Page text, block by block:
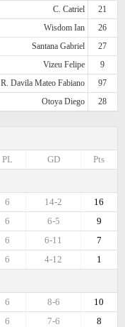
C. Catriel
21
Wisdom Ian
26
Santana Gabriel
27
Vizeu Felipe
9
R. Davila Mateo Fabiano
97
Otoya Diego 28
Pts
GD
PL
16
14-2
6
9
6-5
6
7
6-11
6
1
4-12
6
10
8-6
6
8
7-6
6